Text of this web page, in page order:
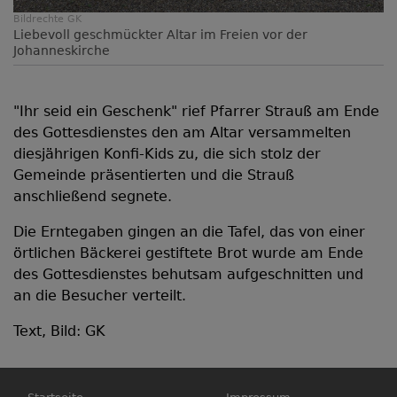
Bildrechte GK
Liebevoll geschmückter Altar im Freien vor der
Johanneskirche
"Ihr seid ein Geschenk" rief Pfarrer Strauß am Ende
des Gottesdienstes den am Altar versammelten
diesjährigen Konfi-Kids zu, die sich stolz der
Gemeinde präsentierten und die Strauß
anschließend segnete.
Die Erntegaben gingen an die Tafel, das von einer
örtlichen Bäckerei gestiftete Brot wurde am Ende
des Gottesdienstes behutsam aufgeschnitten und
an die Besucher verteilt.
Text, Bild: GK
Hauptnavigation Fußbereichsmenü